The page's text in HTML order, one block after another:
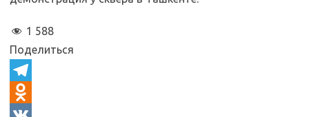
1 588
Поделиться
T
eO